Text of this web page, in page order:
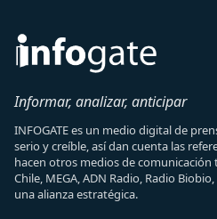
Informar, analizar, anticipar
INFOGATE es un medio digital de
serio y creíble, así dan cuenta las
hacen otros medios de comunicación
Chile, MEGA, ADN Radio, Radio
una alianza estratégica.